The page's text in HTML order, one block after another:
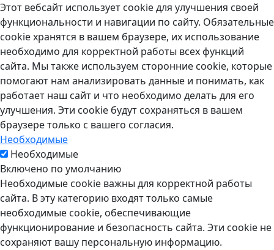
Этот вебсайт использует cookie для улучшения своей
функциональности и навигации по сайту. Обязательные
cookie хранятся в вашем браузере, их использование
необходимо для корректной работы всех функций
сайта. Мы также используем сторонние cookie, которые
помогают нам анализировать данные и понимать, как
работает наш сайт и что необходимо делать для его
улучшения. Эти cookie будут сохраняться в вашем
браузере только с вашего согласия.
Необходимые
Необходимые
Включено по умолчанию
Необходимые cookie важны для корректной работы
сайта. В эту категорию входят только самые
необходимые cookie, обеспечивающие
функционирование и безопасность сайта. Эти cookie не
сохраняют вашу персональную информацию.